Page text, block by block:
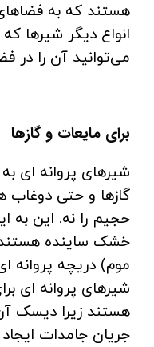
هستند که به فضاهای
انواع دیگر شیرها
می‌توانید آن را در
برای مایعات و گازها
شیرهای پروانه ای
گازها و حتی دوغاب
حجیم را نه. این به
خشک ساینده هستند
موم) دریچه پروانه
شیرهای پروانه ای
هستند زیرا دیسک
جریان جامدات